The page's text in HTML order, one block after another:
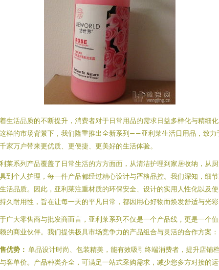
生活品质的不断提升，消费者对于日常用品的需求日益多样化与精细
样的市场背景下，我们隆重推出全新系列——亚利莱生活日用品，致力
家万户带来更优质、更便捷、更美好的生活体验。
莱系列产品覆盖了日常生活的方方面面，从清洁护理到家居收纳，从
到个人护理，每一件产品都经过精心设计与严格品控。我们深知，细
活品质。因此，亚利莱注重材质的环保安全、设计的实用人性化以及
久耐用性，旨在让每一天的平凡日常，都因用心好物而焕发舒适与光
广大零售商与批发商而言，亚利莱系列不仅是一个产品线，更是一个
的商业伙伴。我们提供极具市场竞争力的产品组合与灵活的合作方案：
优势： 单品设计时尚、包装精美，能有效吸引终端消费者，提升店铺
客单价。产品种类齐全，可满足一站式采购需求，减少您多方对接的